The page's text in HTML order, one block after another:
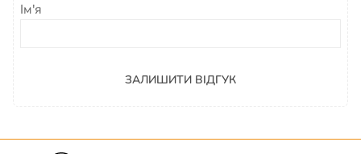
Ім'я
ЗАЛИШИТИ ВІДГУК